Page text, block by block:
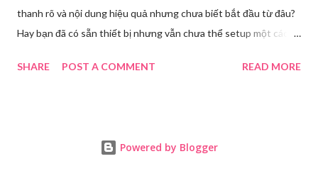
thanh rõ và nội dung hiệu quả nhưng chưa biết bắt đầu từ đâu?
Hay bạn đã có sẵn thiết bị nhưng vẫn chưa thể setup một cách
dẫn thực tế cùng giải pháp toàn diện dành cho bạn. Welo sẽ
Sao Cần Setup Phòng Livestream Chuyên Nghiệp? Livestream
SHARE POST A COMMENT READ MORE
Powered by Blogger